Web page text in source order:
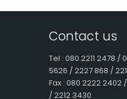
Contact us
Tel : 080 2211 2478
5626 / 2227 868 /
Fax : 080 2222 2402
/ 2212 3430